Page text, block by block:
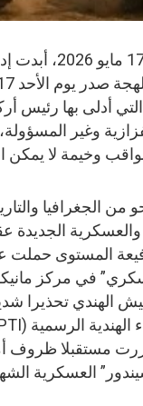
روالبندي ـ
أدلى بها رئيس
وغير
وخيمة لا يمكن
من الجغرافيا
الجديدة
المستوى حملت
في مركز
الهندي تحذيرا
مستقبلا ظروف
العسكرية